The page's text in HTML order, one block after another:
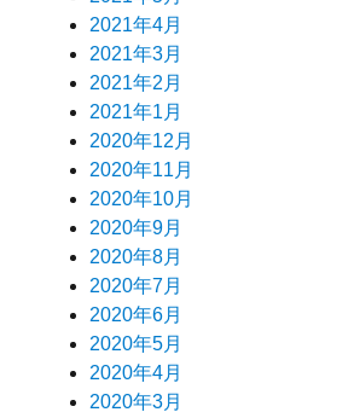
2021年4月
2021年3月
2021年2月
2021年1月
2020年12月
2020年11月
2020年10月
2020年9月
2020年8月
2020年7月
2020年6月
2020年5月
2020年4月
2020年3月